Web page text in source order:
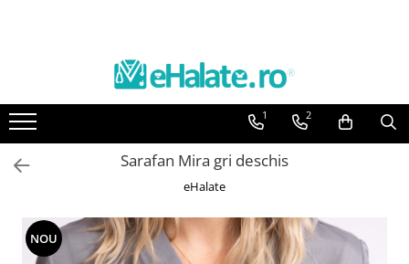
Toate Produsele
Bluze Unisex
Costume Unisex
Bluze unisex cu imprimeuri
Bluze Maria
1 2
Sarafan Mira gri deschis
eHalate
NOU